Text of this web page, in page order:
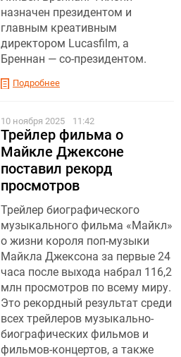
назначен президентом и
главным креативным
директором Lucasfilm, а
Бреннан — со-президентом.
Подробнее
10 ноября 2025 11:42
Трейлер фильма о
Майкле Джексоне
поставил рекорд
просмотров
Трейлер биографического
музыкального фильма «Майкл»
о жизни короля поп-музыки
Майкла Джексона за первые 24
часа после выхода набрал 116,2
млн просмотров по всему миру.
Это рекордный результат среди
всех трейлеров музыкально-
биографических фильмов и
фильмов-концертов, а также